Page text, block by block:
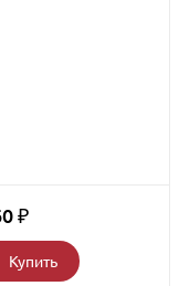
Купить